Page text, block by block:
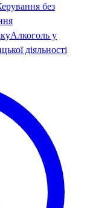
без
Алкоголь у
діяльності